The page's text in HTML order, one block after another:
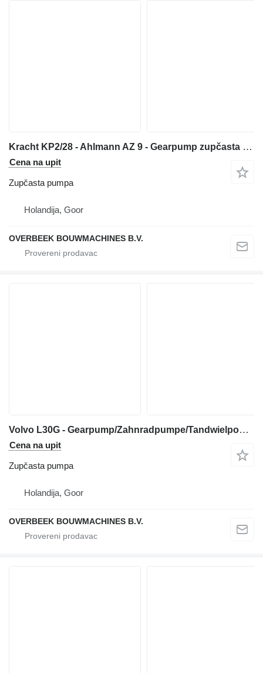
Kracht KP2/28 - Ahlmann AZ 9 - Gearpump zupčasta pumpa za prednjeg utovarivača
Cena na upit
Zupčasta pumpa
Holandija, Goor
OVERBEEK BOUWMACHINES B.V.
Volvo L30G - Gearpump/Zahnradpumpe/Tandwielpomp zupčasta pumpa za prednjeg utovarivača
Cena na upit
Zupčasta pumpa
Holandija, Goor
OVERBEEK BOUWMACHINES B.V.